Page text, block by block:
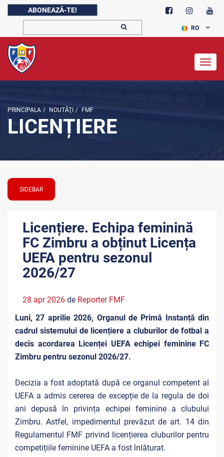
ABONEAZĂ-TE!
RO
PRINCIPALA / NOUTĂŢI / FMF
LICENȚIERE
SIDEBAR
Licențiere. Echipa feminină
FC Zimbru a obținut Licența
UEFA pentru sezonul
2026/27
28 apr 2026 de Reporter FMF
Luni, 27 aprilie 2026, Organul de Primă Instanță din
cadrul sistemului de licențiere a cluburilor de fotbal a
decis acordarea Licenței UEFA echipei feminine FC
Zimbru pentru sezonul 2026/27.
Decizia a fost adoptată după ce organul competent al
UEFA a admis cererea de excepție de la regula de doi
ani depusă în privința echipei feminine a clubului
Zimbru. Astfel, impedimentul prevăzut de art. 14 din
Regulamentul FMF privind licențierea cluburilor pentru
competițiile feminine UEFA a fost înlăturat.